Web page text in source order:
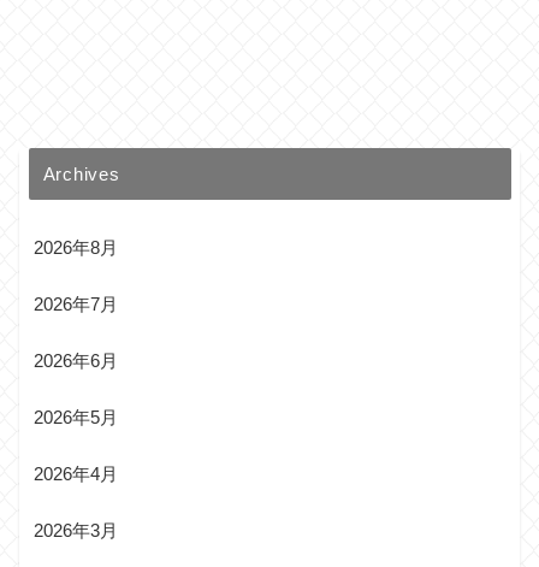
Archives
2026年8月
2026年7月
2026年6月
2026年5月
2026年4月
2026年3月